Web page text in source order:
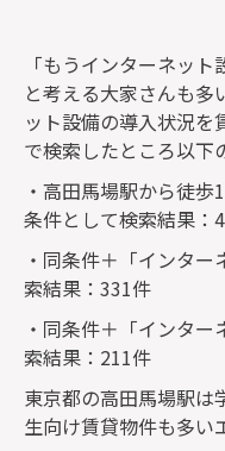
「もうインターネッ
と考える大家さんも
ット設備の導入状況を
で検索したところ以下
・高田馬場駅から徒
条件として検索結果：
・同条件＋「インタ
索結果：331件
・同条件＋「インタ
索結果：211件
東京都の高田馬場駅は
生向け賃貸物件も多い